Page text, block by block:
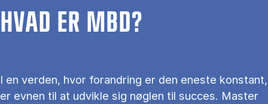
HVAD ER MBD?
I en verden, hvor forandring er den eneste konstant,
er evnen til at udvikle sig nøglen til succes. Master